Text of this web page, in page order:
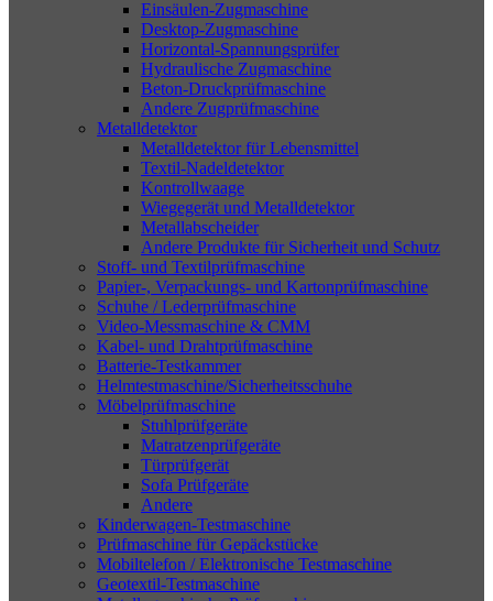
Einsäulen-Zugmaschine
Desktop-Zugmaschine
Horizontal-Spannungsprüfer
Hydraulische Zugmaschine
Beton-Druckprüfmaschine
Andere Zugprüfmaschine
Metalldetektor
Metalldetektor für Lebensmittel
Textil-Nadeldetektor
Kontrollwaage
Wiegegerät und Metalldetektor
Metallabscheider
Andere Produkte für Sicherheit und Schutz
Stoff- und Textilprüfmaschine
Papier-, Verpackungs- und Kartonprüfmaschine
Schuhe / Lederprüfmaschine
Video-Messmaschine & CMM
Kabel- und Drahtprüfmaschine
Batterie-Testkammer
Helmtestmaschine/Sicherheitsschuhe
Möbelprüfmaschine
Stuhlprüfgeräte
Matratzenprüfgeräte
Türprüfgerät
Sofa Prüfgeräte
Andere
Kinderwagen-Testmaschine
Prüfmaschine für Gepäckstücke
Mobiltelefon / Elektronische Testmaschine
Geotextil-Testmaschine